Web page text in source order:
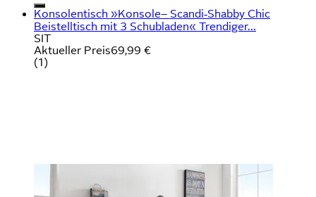
Konsolentisch »Konsole– Scandi‑Shabby Chic
Beistelltisch mit 3 Schubladen« Trendiger...
SIT
Aktueller Preis69,99 €
(1)